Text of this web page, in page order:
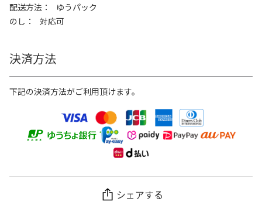
配送方法
ゆうパック
のし
対応可
決済方法
下記の決済方法がご利用頂けます。
シェアする